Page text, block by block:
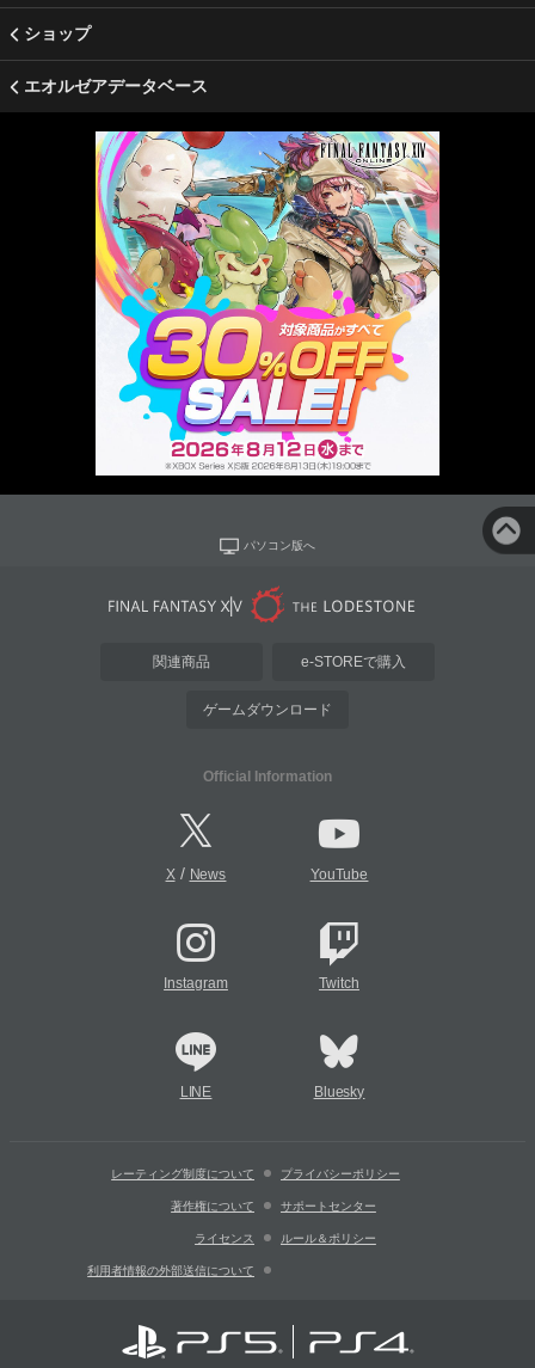
ショップ
エオルゼアデータベース
パソコン版へ
関連商品 e-STOREで購入
ゲームダウンロード
Official Information
X/ News YouTube
Instagram Twitch
LINE Bluesky
レーティング制度について プライバシーポリシー
著作権について サポートセンター
ライセンス ルール＆ポリシー
利用者情報の外部送信について